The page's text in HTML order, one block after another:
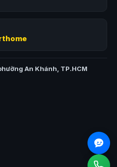
An Khánh, TP.HCM